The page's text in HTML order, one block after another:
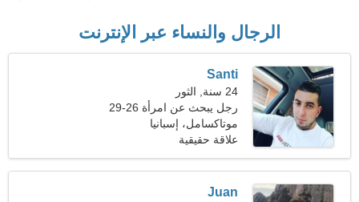
الرجال والنساء عبر الإنترنت
Santi
24 سنة, الثور
رجل يبحث عن امرأة 26-29
موتاكسامل، إسبانيا
علاقة حقيقية
Juan